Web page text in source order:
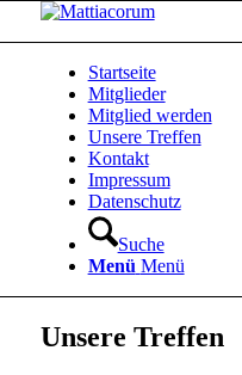
Startseite
Mitglieder
Mitglied werden
Unsere Treffen
Kontakt
Impressum
Datenschutz
Suche
Menü Menü
Unsere Treffen